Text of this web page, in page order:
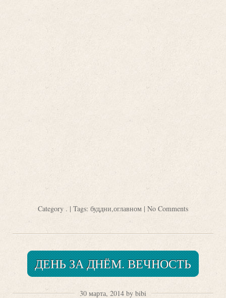
Category . | Tags: буддни,оглавном | No Comments
ДЕНЬ ЗА ДНЁМ. ВЕЧНОСТЬ
30 марта, 2014 by bibi